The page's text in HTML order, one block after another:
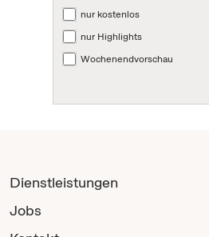
nur kostenlos
nur Highlights
Wochenendvorschau
Dienstleistungen
Jobs